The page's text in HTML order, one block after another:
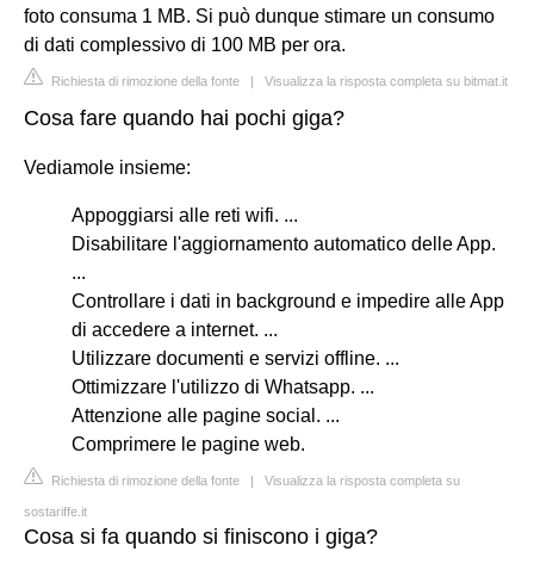
foto consuma 1 MB. Si può dunque stimare un consumo
di dati complessivo di 100 MB per ora.
Richiesta di rimozione della fonte | Visualizza la risposta completa su bitmat.it
Cosa fare quando hai pochi giga?
Vediamole insieme:
Appoggiarsi alle reti wifi. ...
Disabilitare l'aggiornamento automatico delle App.
...
Controllare i dati in background e impedire alle App
di accedere a internet. ...
Utilizzare documenti e servizi offline. ...
Ottimizzare l'utilizzo di Whatsapp. ...
Attenzione alle pagine social. ...
Comprimere le pagine web.
Richiesta di rimozione della fonte | Visualizza la risposta completa su
sostariffe.it
Cosa si fa quando si finiscono i giga?